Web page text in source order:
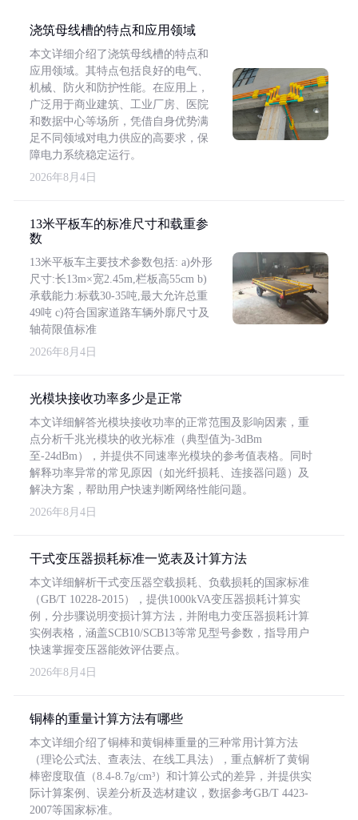
浇筑母线槽的特点和应用领域
本文详细介绍了浇筑母线槽的特点和
应用领域。其特点包括良好的电气、
机械、防火和防护性能。在应用上，
广泛用于商业建筑、工业厂房、医院
和数据中心等场所，凭借自身优势满
足不同领域对电力供应的高要求，保
障电力系统稳定运行。
2026年8月4日
13米平板车的标准尺寸和载重参
数
13米平板车主要技术参数包括: a)外形
尺寸:长13m×宽2.45m,栏板高55cm b)
承载能力:标载30-35吨,最大允许总重
49吨 c)符合国家道路车辆外廓尺寸及
轴荷限值标准
2026年8月4日
光模块接收功率多少是正常
本文详细解答光模块接收功率的正常范围及影响因素，重
点分析千兆光模块的收光标准（典型值为-3dBm
至-24dBm），并提供不同速率光模块的参考值表格。同时
解释功率异常的常见原因（如光纤损耗、连接器问题）及
解决方案，帮助用户快速判断网络性能问题。
2026年8月4日
干式变压器损耗标准一览表及计算方法
本文详细解析干式变压器空载损耗、负载损耗的国家标准
（GB/T 10228-2015），提供1000kVA变压器损耗计算实
例，分步骤说明变损计算方法，并附电力变压器损耗计算
实例表格，涵盖SCB10/SCB13等常见型号参数，指导用户
快速掌握变压器能效评估要点。
2026年8月4日
铜棒的重量计算方法有哪些
本文详细介绍了铜棒和黄铜棒重量的三种常用计算方法
（理论公式法、查表法、在线工具法），重点解析了黄铜
棒密度取值（8.4-8.7g/cm³）和计算公式的差异，并提供实
际计算案例、误差分析及选材建议，数据参考GB/T 4423-
2007等国家标准。